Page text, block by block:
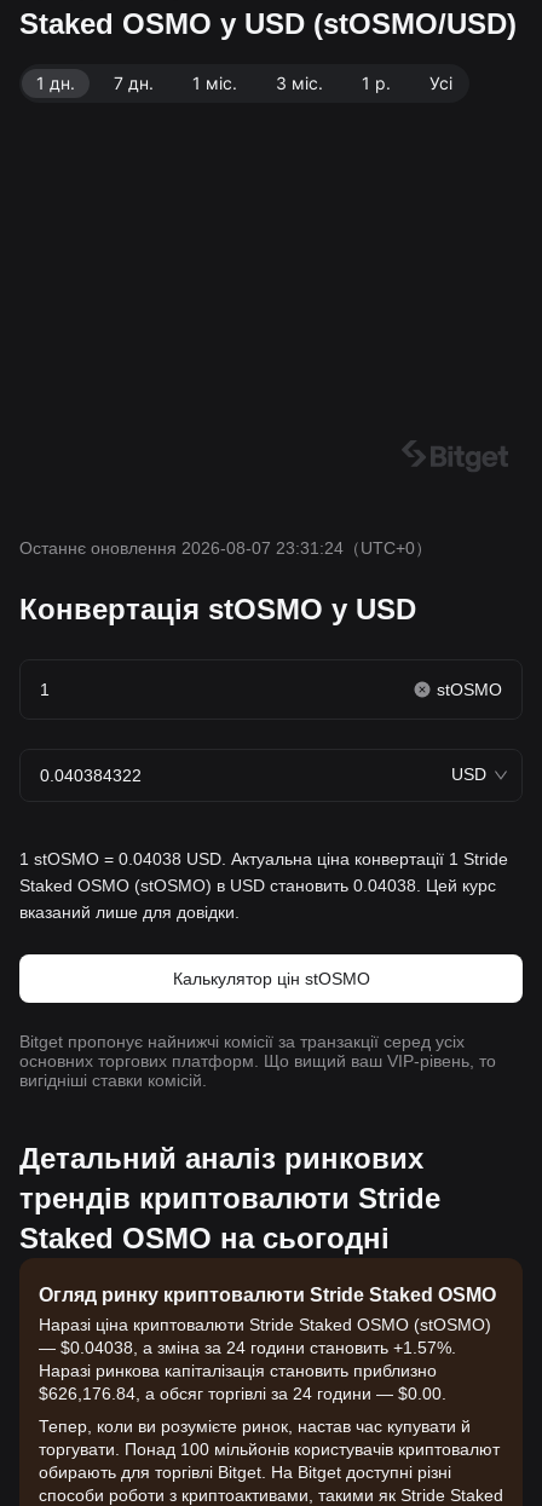
Staked OSMO у USD (stOSMO/USD)
1 дн. 7 дн. 1 міс. 3 міс. 1 р. Усі
Останнє оновлення 2026-08-07 23:31:24 （UTC+0）
Конвертація stOSMO у USD
stOSMO
USD
1 stOSMO = 0.04038 USD. Актуальна ціна конвертації 1 Stride
Staked OSMO (stOSMO) в USD становить 0.04038. Цей курс
вказаний лише для довідки.
Калькулятор цін stOSMO
Bitget пропонує найнижчі комісії за транзакції серед усіх
основних торгових платформ. Що вищий ваш VIP-рівень, то
вигідніші ставки комісій.
Детальний аналіз ринкових
трендів криптовалюти Stride
Staked OSMO на сьогодні
Огляд ринку криптовалюти Stride Staked OSMO
Наразі ціна криптовалюти Stride Staked OSMO (stOSMO)
— $0.04038, а зміна за 24 години становить +1.57%.
Наразі ринкова капіталізація становить приблизно
$626,176.84, а обсяг торгівлі за 24 години — $0.00.
Тепер, коли ви розумієте ринок, настав час купувати й
торгувати. Понад 100 мільйонів користувачів криптовалют
обирають для торгівлі Bitget. На Bitget доступні різні
способи роботи з криптоактивами, такими як Stride Staked